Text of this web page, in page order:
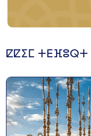
ⵇⵇⵉⵎ ⵜⴹⴼⵓⵕⵜ